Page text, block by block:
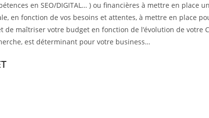
en SEO/DIGITAL… ) ou financières à mettre en place
en fonction de vos besoins et attentes, à mettre en place
maîtriser votre budget en fonction de l’évolution de votre
est déterminant pour votre business…